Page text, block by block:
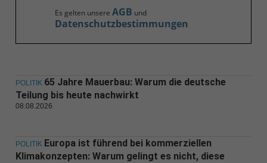
Es gelten unsere AGB und
Datenschutzbestimmungen
POLITIK 65 Jahre Mauerbau: Warum die deutsche
Teilung bis heute nachwirkt
08.08.2026
POLITIK Europa ist führend bei kommerziellen
Klimakonzepten: Warum gelingt es nicht, diese